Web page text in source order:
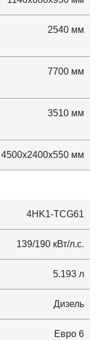
2540 мм
7700 мм
3510 мм
4500x2400x550 мм
4HK1-TCG61
139/190 кВт/л.с.
5.193 л
Дизель
Евро 6